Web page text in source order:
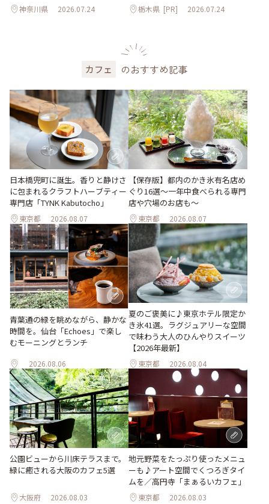
神奈川県 2026.07.24 栃木県 [PR] 2026.07.24
カフェ のおすすめ記事
日本橋兜町に誕生。香りと静けさ
に包まれるクラフトハーブティー
専門店「TYNK Kabutocho」
東京都 2026.08.07
【保存版】都内のかき氷有名店め
ぐり16選～一年中食べられる専門
店や穴場のお店も～
東京都 2026.08.07
青葉通の緑を眺めながら、静かな
時間を。仙台「Echoes」で楽し
むモーニングとランチ
2026.08.06
夏のご褒美に♪東京ホテル限定か
き氷41選。ラグジュアリーな空間
で味わう大人のひんやりスイーツ
【2026年最新】
東京都 2026.08.04
公園ビューから川床テラスまで。
緑に癒される大阪のカフェ5選
大阪府 2026.08.03
地元野菜をたっぷり使ったメニュ
ーも♪アート空間でくつろぎタイ
ムを／高円寺「まぁるいカフェ」
東京都 2026.08.03